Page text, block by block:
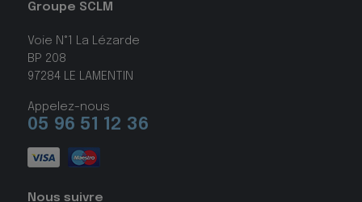
Groupe SCLM
Voie N°1 La Lézarde
BP 208
97284 LE LAMENTIN
Appelez-nous
05 96 51 12 36
Nous suivre